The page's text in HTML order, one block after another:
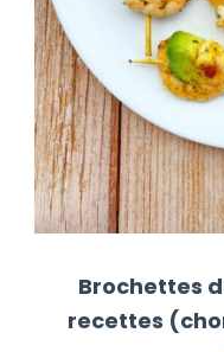
Brochettes
recettes